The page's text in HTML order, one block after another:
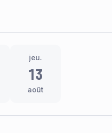
jeu.
13
août